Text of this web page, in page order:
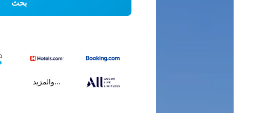
بحث
...والمزيد